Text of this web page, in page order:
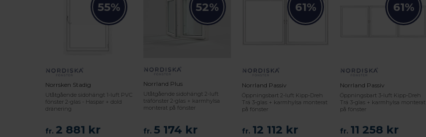
55%
Norrsken Stadig
Utåtgående sidohängt 1-luft PVC
fönster 2-glas - Haspar + dold
dränering
fr. 2 881 kr
52%
Norrland Plus
Utåtgående sidohängt 2-luft
träfönster 2-glas + karmhylsa
monterat på fönster
fr. 5 174 kr
61%
Norrland Passiv
Öppningsbart 2-luft Kipp-Dreh
Trä 3-glas + karmhylsa monterat
på fönster
fr. 12 112 kr
61%
Norrland Passiv
Öppningsbart 3-luft Kipp-Dreh
Trä 3-glas + karmhylsa monterat
på fönster
fr. 11 258 kr